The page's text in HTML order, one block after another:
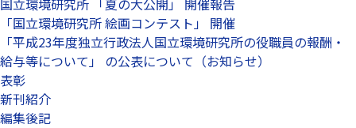
国立環境研究所 「夏の大公開」 開催報告
「国立環境研究所 絵画コンテスト」 開催
「平成23年度独立行政法人国立環境研究所の役職員の報酬・
給与等について」 の公表について（お知らせ）
表彰
新刊紹介
編集後記